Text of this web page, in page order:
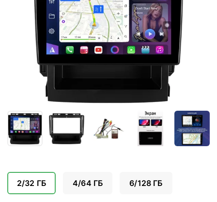
2/32 ГБ 4/64 ГБ 6/128 ГБ